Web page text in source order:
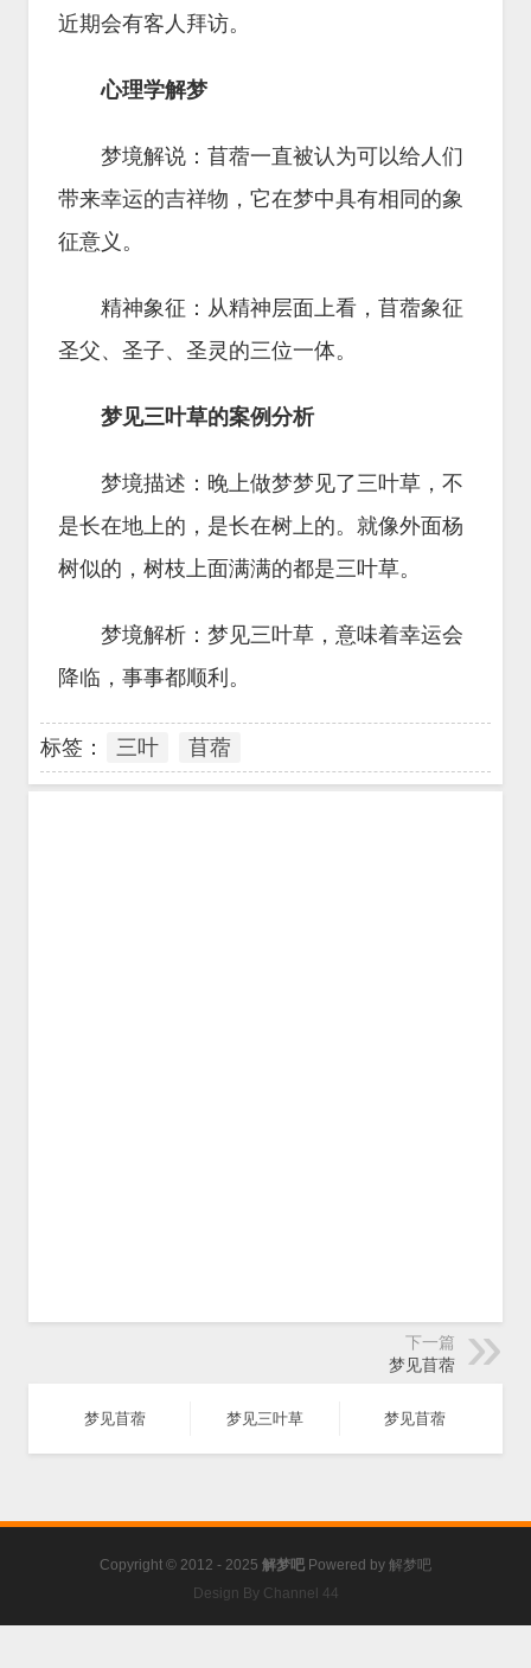
近期会有客人拜访。
心理学解梦
梦境解说：苜蓿一直被认为可以给人们
带来幸运的吉祥物，它在梦中具有相同的象
征意义。
精神象征：从精神层面上看，苜蓿象征
圣父、圣子、圣灵的三位一体。
梦见三叶草的案例分析
梦境描述：晚上做梦梦见了三叶草，不
是长在地上的，是长在树上的。就像外面杨
树似的，树枝上面满满的都是三叶草。
梦境解析：梦见三叶草，意味着幸运会
降临，事事都顺利。
标签： 三叶 苜蓿
下一篇
梦见苜蓿
梦见苜蓿 梦见三叶草 梦见苜蓿
Copyright © 2012 - 2025 解梦吧 Powered by 解梦吧
Design By Channel 44